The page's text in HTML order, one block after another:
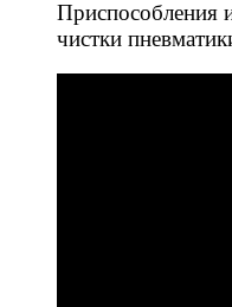
Приспособления
чистки